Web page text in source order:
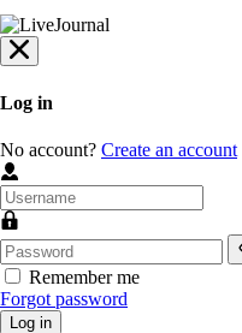
Log in
No account? Create an account
Remember me
Forgot password
Log in